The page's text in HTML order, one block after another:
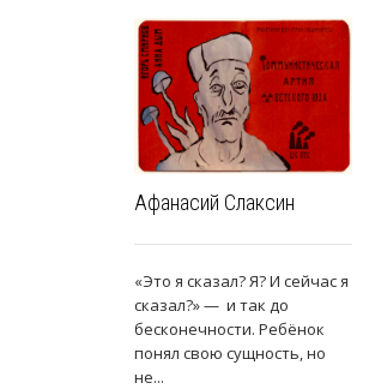
Афанасий Слаксин
«Это я сказал? Я? И сейчас я
сказал?» — и так до
бесконечности. Ребёнок
понял свою сущность, но
не...